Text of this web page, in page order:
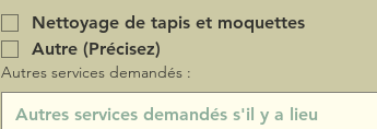
Nettoyage de tapis et moquettes
Autre (Précisez)
Autres services demandés :